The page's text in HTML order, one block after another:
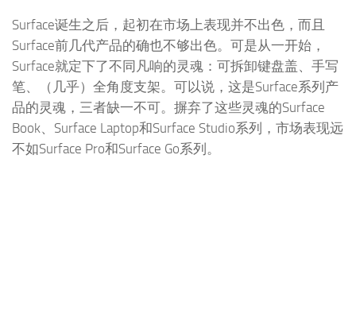
Surface诞生之后，起初在市场上表现并不出色，而且
Surface前几代产品的确也不够出色。可是从一开始，
Surface就定下了不同凡响的灵魂：可拆卸键盘盖、手写
笔、（几乎）全角度支架。可以说，这是Surface系列产
品的灵魂，三者缺一不可。摒弃了这些灵魂的Surface
Book、Surface Laptop和Surface Studio系列，市场表现远
不如Surface Pro和Surface Go系列。